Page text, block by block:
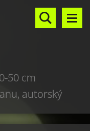
50 cm
autorský
sculptures,